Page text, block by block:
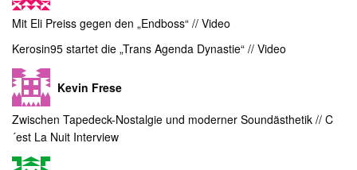
Mit Eli Preiss gegen den „Endboss“ // Video
Kerosin95 startet die „Trans Agenda Dynastie“ // Video
Kevin Frese
Zwischen Tapedeck-Nostalgie und moderner Soundästhetik // C
´est La Nuit Interview